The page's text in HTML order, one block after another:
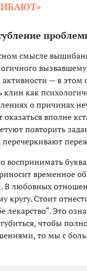
смысле
— в этом
как
о причинах
вполне
повторить
воспринимать
временное
В любовных
кругу. Стоит
лекарство“. Это
чтобы
то мы с